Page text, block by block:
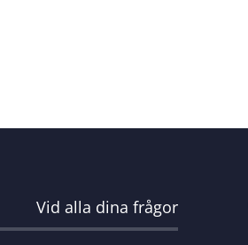
Vid alla dina frågor